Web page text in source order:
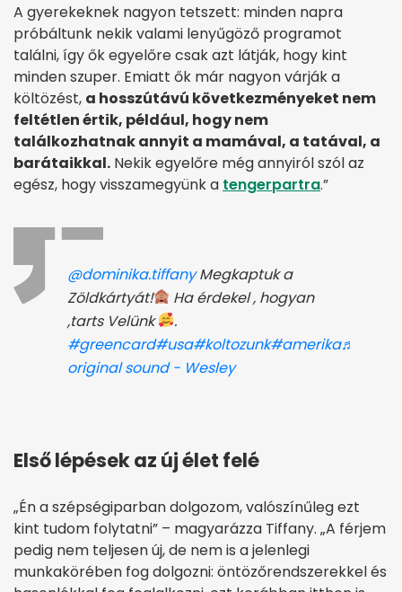
A gyerekeknek nagyon tetszett: minden napra
próbáltunk nekik valami lenyűgöző programot
találni, így ők egyelőre csak azt látják, hogy kint
minden szuper. Emiatt ők már nagyon várják a
költözést, a hosszútávú következményeket nem
feltétlen értik, például, hogy nem
találkozhatnak annyit a mamával, a tatával, a
barátaikkal. Nekik egyelőre még annyiról szól az
egész, hogy visszamegyünk a tengerpartra.”
@dominika.tiffanyMegkaptuk a
Zöldkártyát!
Ha érdekel , hogyan
,tarts Velünk
.
#greencard#usa#koltozunk#amerika♬
original sound - Wesley
Első lépések az új élet felé
„Én a szépségiparban dolgozom, valószínűleg ezt
kint tudom folytatni” – magyarázza Tiffany. „A férjem
pedig nem teljesen új, de nem is a jelenlegi
munkakörében fog dolgozni: öntözőrendszerekkel és